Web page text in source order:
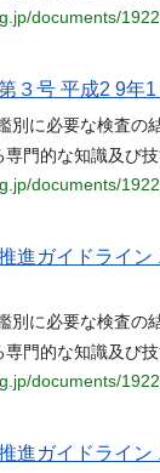
documents/
３号 平成2 9年
別に必要な検査
門的な知識及び
documents/
進ガイドライ
別に必要な検査
門的な知識及び
documents/
進ガイドライ